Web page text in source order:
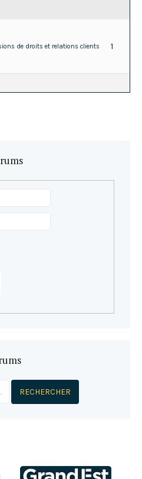
de droits et relations clients 1